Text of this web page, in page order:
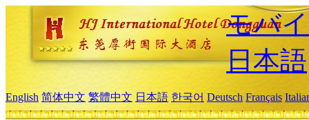
モバ
日本語
English 简体中文 繁體中文 日本語 한국어 Deutsch Français